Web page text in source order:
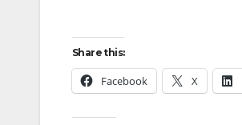
Share this:
Facebook X